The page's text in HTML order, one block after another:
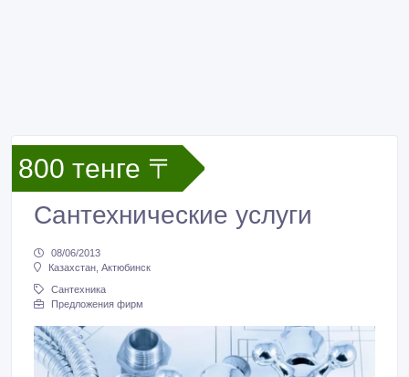
800 тенге 〒
Сантехнические услуги
08/06/2013
Казахстан, Актюбинск
Сантехника
Предложения фирм